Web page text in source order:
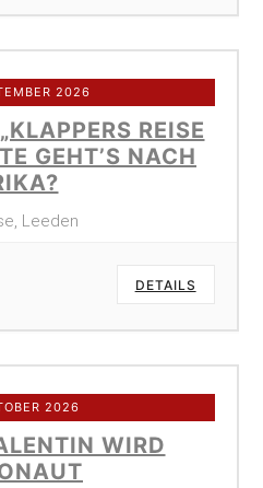
2026
REISE
GEHT’S NACH
Leeden
DETAILS
2026
WIRD